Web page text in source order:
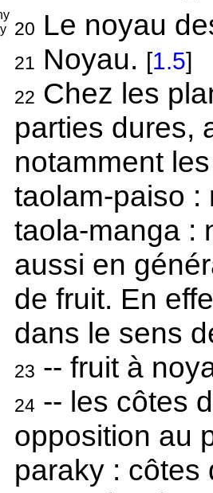
20 Le noyau
21 Noyau. [1.5]
22 Chez les
parties dures,
notamment
taolam-paiso :
taola-manga :
aussi en
de fruit. En
dans le sens
23 -- fruit à
24-- les côtes
opposition au
paraky : côtes